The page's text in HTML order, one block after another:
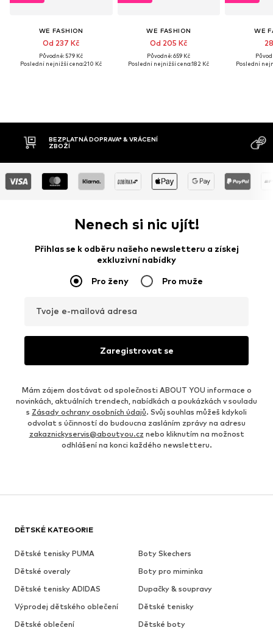
WE FASHION
Od 237 Kč
Původně: 579 Kč
Poslední nejnižší cena:210 Kč
WE FASHION
Od 205 Kč
Původně: 659 Kč
Poslední nejnižší cena:182 Kč
WE
Poslední
BEZPLATNÁ DOPRAVA* & VRÁCENÍ
DOBÍRKA
Nenech si nic ujít!
Přihlas se k odběru našeho newsletteru a získej
exkluzivní nabídky
Pro ženy Pro muže
Tvoje e-mailová adresa
Zaregistrovat se
Mám zájem dostávat od společnosti ABOUT YOU informace o
novinkách, aktuálních trendech, nabídkách a poukázkách v souladu
s Zásady ochrany osobních údajů. Svůj souhlas můžeš kdykoli
odvolat s účinností do budoucna zasláním zprávy na adresu
zakaznickyservis@aboutyou.cz nebo kliknutím na možnost
odhlášení na konci každého newsletteru.
DĚTSKÉ KATEGORIE
Dětské tenisky PUMA
Boty Skechers
Dětské overaly
Boty pro miminka
Dětské tenisky ADIDAS
Dupačky & soupravy
Výprodej dětského oblečení
Dětské tenisky
Dětské oblečení
Dětské boty